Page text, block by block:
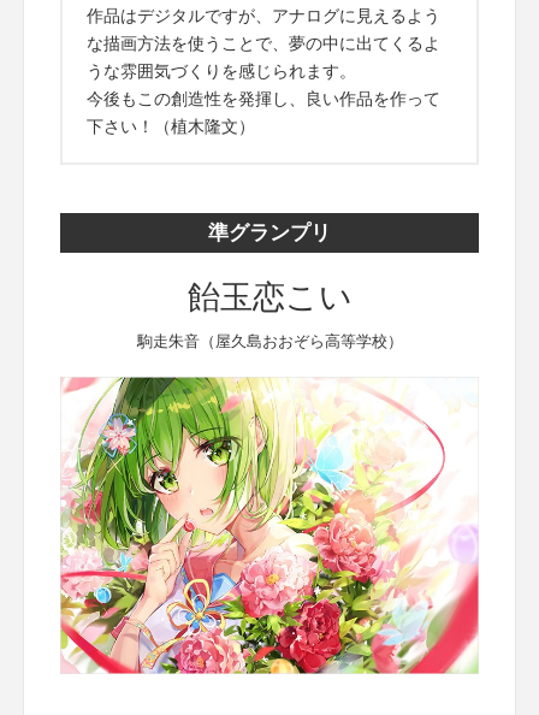
作品はデジタルですが、アナログに見えるよう
な描画方法を使うことで、夢の中に出てくるよ
うな雰囲気づくりを感じられます。
今後もこの創造性を発揮し、良い作品を作って
下さい！（植木隆文）
準グランプリ
飴玉恋こい
駒走朱音（屋久島おおぞら高等学校）